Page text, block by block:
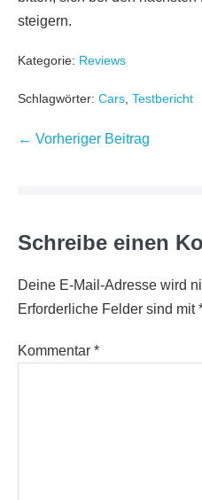
steigern.
Kategorie: Reviews
Schlagwörter: Cars, Testbericht
Beitragsnavigation
← Vorheriger Beitrag
Schreibe einen
Deine E-Mail-Adresse wird
Erforderliche Felder sind mit
Kommentar *